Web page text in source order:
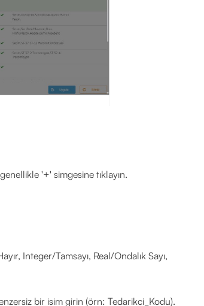
'+' simgesine tıklayın.
Integer/Tamsayı, Real/Ondalık Sayı,
bir isim girin (örn: Tedarikci_Kodu).